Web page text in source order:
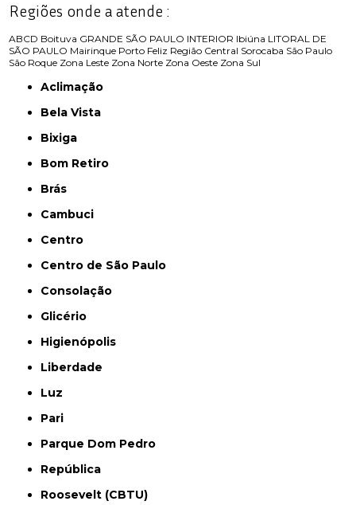
Regiões onde a atende :
ABCD Boituva GRANDE SÃO PAULO INTERIOR Ibiúna LITORAL DE
SÃO PAULO Mairinque Porto Feliz Região Central Sorocaba São Paulo
São Roque Zona Leste Zona Norte Zona Oeste Zona Sul
Aclimação
Bela Vista
Bixiga
Bom Retiro
Brás
Cambuci
Centro
Centro de São Paulo
Consolação
Glicério
Higienópolis
Liberdade
Luz
Pari
Parque Dom Pedro
República
Roosevelt (CBTU)